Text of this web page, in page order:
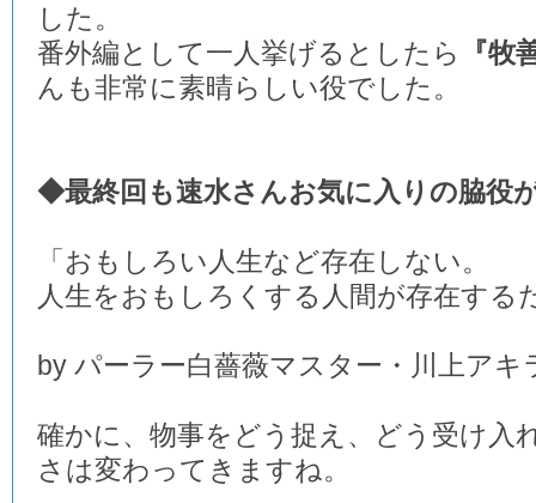
した。
番外編として一人挙げるとしたら
『牧
んも非常に素晴らしい役でした。
◆最終回も速水さんお気に入りの脇役
「おもしろい人生など存在しない。
人生をおもしろくする人間が存在する
by パーラー白薔薇マスター・川上アキ
確かに、物事をどう捉え、どう受け入
さは変わってきますね。